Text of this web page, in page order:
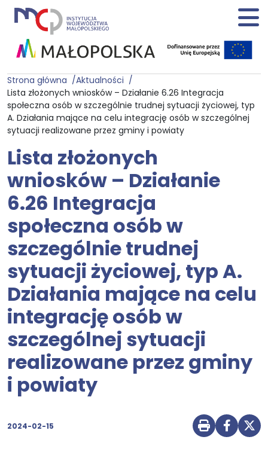
Strona główna
Aktualności
Lista złożonych wniosków – Działanie 6.26 Integracja
społeczna osób w szczególnie trudnej sytuacji życiowej, typ
A. Działania mające na celu integrację osób w szczególnej
sytuacji realizowane przez gminy i powiaty
Lista złożonych
wniosków – Działanie
6.26 Integracja
społeczna osób w
szczególnie trudnej
sytuacji życiowej, typ A.
Działania mające na celu
integrację osób w
szczególnej sytuacji
realizowane przez gminy
i powiaty
2024-02-15 Drukuj